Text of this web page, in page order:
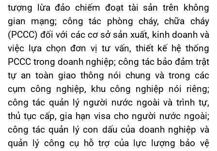
tượng lừa đảo chiếm đoạt tài sản trên không
gian mạng; công tác phòng cháy, chữa cháy
(PCCC) đối với các cơ sở sản xuất, kinh doanh và
việc lựa chọn đơn vị tư vấn, thiết kế hệ thống
PCCC trong doanh nghiệp; công tác bảo đảm trật
tự an toàn giao thông nói chung và trong các
cụm công nghiệp, khu công nghiệp nói riêng;
công tác quản lý người nước ngoài và trình tự,
thủ tục cấp, gia hạn visa cho người nước ngoài;
công tác quản lý con dấu của doanh nghiệp và
quản lý công cụ hỗ trợ của lực lượng bảo vệ